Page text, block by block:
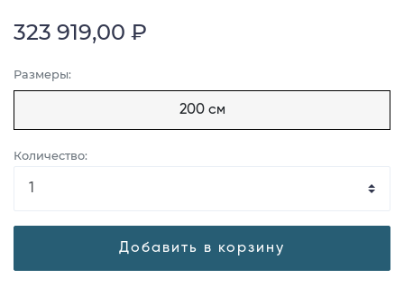
323 919,00 ₽
Размеры:
200 см
Количество:
Добавить в корзину